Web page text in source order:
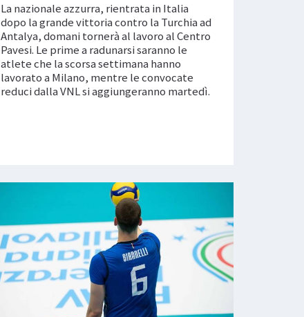
La nazionale azzurra, rientrata in Italia
dopo la grande vittoria contro la Turchia ad
Antalya, domani tornerà al lavoro al Centro
Pavesi. Le prime a radunarsi saranno le
atlete che la scorsa settimana hanno
lavorato a Milano, mentre le convocate
reduci dalla VNL si aggiungeranno martedì.